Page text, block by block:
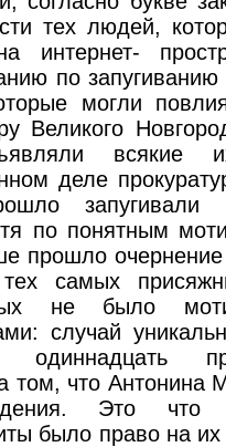
тех людей,
по
могли
Великого
всякие
деле
запугивали
по понятным
прошло очернение
самых
не было
случай
одиннадцать
том, что Антонина
Это
было право на их